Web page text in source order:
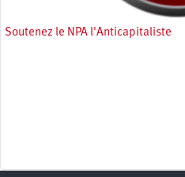
Soutenez le NPA l'Anticapitaliste